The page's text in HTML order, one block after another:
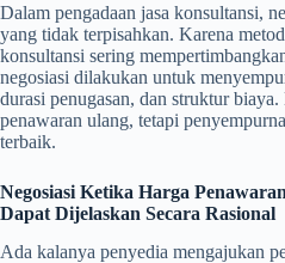
Dalam pengadaan jasa konsultansi,
yang tidak terpisahkan. Karena
konsultansi sering
negosiasi dilakukan untuk
durasi penugasan, dan struktur
penawaran ulang, tetapi
terbaik.
Negosiasi Ketika Harga
Dapat Dijelaskan Secara Rasional
Ada kalanya penyedia mengajukan